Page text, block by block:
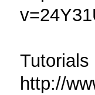
Tutorials
http://